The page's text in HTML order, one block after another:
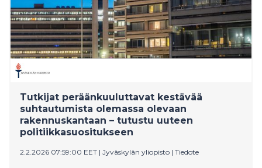
Tutkijat peräänkuuluttavat kestävää
suhtautumista olemassa olevaan
rakennuskantaan – tutustu uuteen
politiikkasuositukseen
2.2.2026 07:59:00 EET | Jyväskylän yliopisto | Tiedote